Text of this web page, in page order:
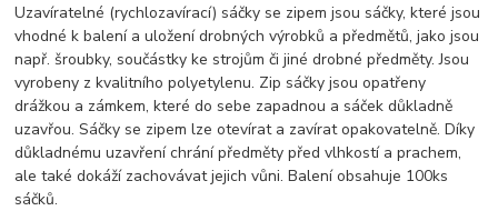
Uzavíratelné (rychlozavírací) sáčky se zipem jsou sáčky, které jsou
vhodné k balení a uložení drobných výrobků a předmětů, jako jsou
např. šroubky, součástky ke strojům či jiné drobné předměty. Jsou
vyrobeny z kvalitního polyetylenu. Zip sáčky jsou opatřeny
drážkou a zámkem, které do sebe zapadnou a sáček důkladně
uzavřou. Sáčky se zipem lze otevírat a zavírat opakovatelně. Díky
důkladnému uzavření chrání předměty před vlhkostí a prachem,
ale také dokáží zachovávat jejich vůni. Balení obsahuje 100ks
sáčků.